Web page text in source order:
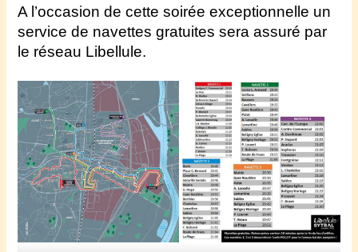
A l’occasion de cette soirée exceptionnelle un
service de navettes gratuites sera assuré par
le réseau Libellule.